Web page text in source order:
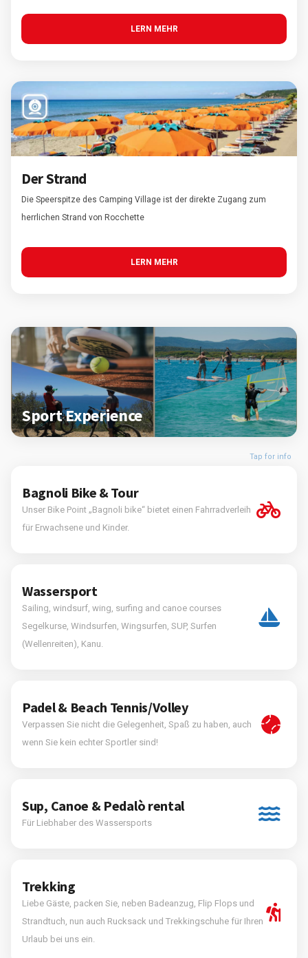
LERN MEHR
Der Strand
Die Speerspitze des Camping Village ist der direkte Zugang zum
herrlichen Strand von Rocchette
LERN MEHR
Sport Experience
Tap for info
Bagnoli Bike & Tour
Unser Bike Point „Bagnoli bike“ bietet einen Fahrradverleih
für Erwachsene und Kinder.
Wassersport
Sailing, windsurf, wing, surfing and canoe courses
Segelkurse, Windsurfen, Wingsurfen, SUP, Surfen
(Wellenreiten), Kanu.
Padel & Beach Tennis/Volley
Verpassen Sie nicht die Gelegenheit, Spaß zu haben, auch
wenn Sie kein echter Sportler sind!
Sup, Canoe & Pedalò rental
Für Liebhaber des Wassersports
Trekking
Liebe Gäste, packen Sie, neben Badeanzug, Flip Flops und
Strandtuch, nun auch Rucksack und Trekkingschuhe für Ihren
Urlaub bei uns ein.